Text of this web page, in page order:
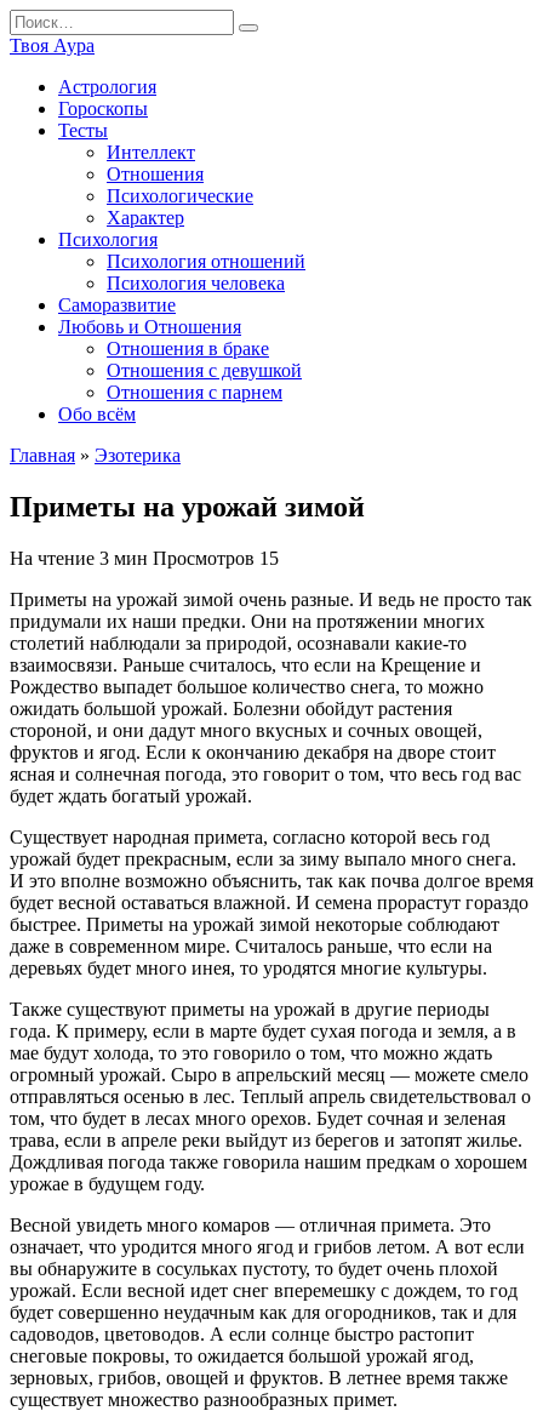
Перейти
к
содержанию
Search
for:
Твоя Аура
Астрология
Гороскопы
Тесты
Интеллект
Отношения
Психологические
Характер
Психология
Психология отношений
Психология человека
Саморазвитие
Любовь и Отношения
Отношения в браке
Отношения с девушкой
Отношения с парнем
Обо всём
Главная » Эзотерика
Приметы на урожай зимой
На чтение 3 мин Просмотров 15
Приметы на урожай зимой очень разные. И ведь не просто так
придумали их наши предки. Они на протяжении многих
столетий наблюдали за природой, осознавали какие-то
взаимосвязи. Раньше считалось, что если на Крещение и
Рождество выпадет большое количество снега, то можно
ожидать большой урожай. Болезни обойдут растения
стороной, и они дадут много вкусных и сочных овощей,
фруктов и ягод. Если к окончанию декабря на дворе стоит
ясная и солнечная погода, это говорит о том, что весь год вас
будет ждать богатый урожай.
Существует народная примета, согласно которой весь год
урожай будет прекрасным, если за зиму выпало много снега.
И это вполне возможно объяснить, так как почва долгое время
будет весной оставаться влажной. И семена прорастут гораздо
быстрее. Приметы на урожай зимой некоторые соблюдают
даже в современном мире. Считалось раньше, что если на
деревьях будет много инея, то уродятся многие культуры.
Также существуют приметы на урожай в другие периоды
года. К примеру, если в марте будет сухая погода и земля, а в
мае будут холода, то это говорило о том, что можно ждать
огромный урожай. Сыро в апрельский месяц — можете смело
отправляться осенью в лес. Теплый апрель свидетельствовал о
том, что будет в лесах много орехов. Будет сочная и зеленая
трава, если в апреле реки выйдут из берегов и затопят жилье.
Дождливая погода также говорила нашим предкам о хорошем
урожае в будущем году.
Весной увидеть много комаров — отличная примета. Это
означает, что уродится много ягод и грибов летом. А вот если
вы обнаружите в сосульках пустоту, то будет очень плохой
урожай. Если весной идет снег вперемешку с дождем, то год
будет совершенно неудачным как для огородников, так и для
садоводов, цветоводов. А если солнце быстро растопит
снеговые покровы, то ожидается большой урожай ягод,
зерновых, грибов, овощей и фруктов. В летнее время также
существует множество разнообразных примет.